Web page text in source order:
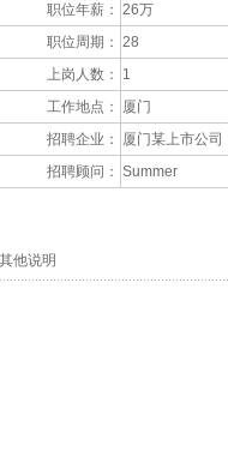
职位年薪： 26万
职位周期： 28
上岗人数：
1
工作地点：
厦门
招聘企业：
厦门某上市公司
招聘顾问： Summer
其他说明